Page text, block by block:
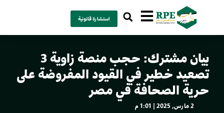
استشارة قانونية
بيان مشترك: حجب منصة زاوية 3
تصعيد خطير في القيود المفروضة على
حرية الصحافة في مصر
2 مارس, 2025 | 1:01 م